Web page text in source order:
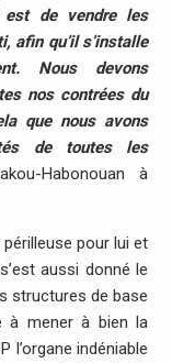
est de vendre les
afin qu’il s’installe
Nous devons
nos contrées du
que nous avons
de toutes les
Habonouan à
pour lui et
aussi donné le
structures de base
à mener à bien la
l’organe indéniable